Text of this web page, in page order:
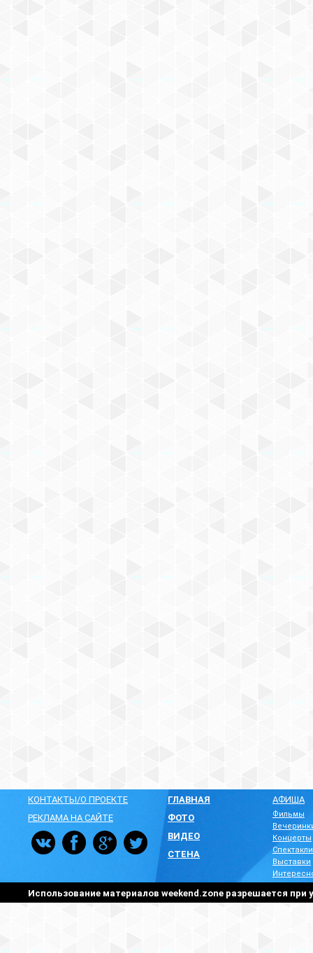
КОНТАКТЫ/О ПРОЕКТЕ
РЕКЛАМА НА САЙТЕ
ГЛАВНАЯ
ФОТО
ВИДЕО
СТЕНА
АФИША
Фильмы
Концерты
Спектакли
Выставки
Использование материалов weekend.zone разрешается